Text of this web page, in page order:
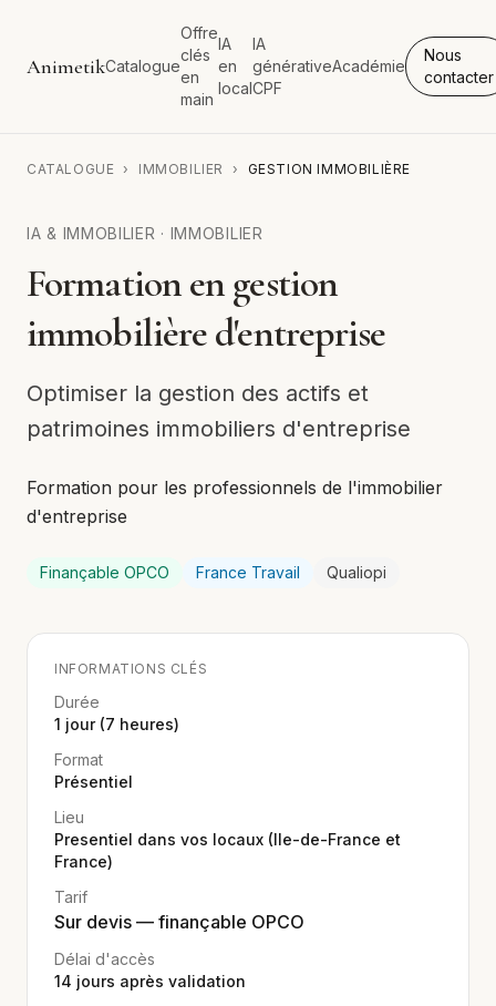
AnimetikCatalogue
Offre
clés
en
main
IA
en
local
IA
générative
CPF
Académie
Nous
contacter
CATALOGUE › IMMOBILIER › GESTION IMMOBILIÈRE
IA & IMMOBILIER · IMMOBILIER
Formation en gestion
immobilière d'entreprise
Optimiser la gestion des actifs et
patrimoines immobiliers d'entreprise
Formation pour les professionnels de l'immobilier
d'entreprise
Finançable OPCO France Travail Qualiopi
INFORMATIONS CLÉS
Durée
1 jour (7 heures)
Format
Présentiel
Lieu
Presentiel dans vos locaux (Ile-de-France et
France)
Tarif
Sur devis — finançable OPCO
Délai d'accès
14 jours après validation